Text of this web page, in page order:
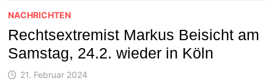
NACHRICHTEN
Rechtsextremist Markus Beisicht am
Samstag, 24.2. wieder in Köln
21. Februar 2024